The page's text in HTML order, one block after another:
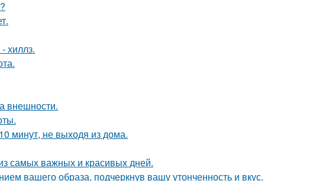
хиллз.
внешности.
минут, не выходя из дома.
самых важных и красивых дней.
вашего образа, подчеркнув вашу утонченность и вкус.